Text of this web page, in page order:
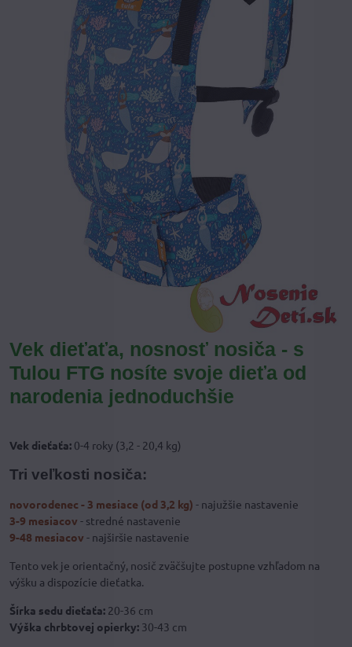
Vek dieťaťa, nosnosť nosiča - s
Tulou FTG nosíte svoje dieťa od
narodenia jednoduchšie
Vek dieťaťa: 0-4 roky (3,2 - 20,4 kg)
Tri veľkosti nosiča:
novorodenec - 3 mesiace (od 3,2 kg) - najužšie nastavenie
3-9 mesiacov - stredné nastavenie
9-48 mesiacov - najširšie nastavenie
Tento vek je orientačný, nosič zväčšujte postupne vzhľadom na
výšku a dispozície dieťatka.
Šírka sedu dieťaťa: 20-36 cm
Výška chrbtovej opierky: 30-43 cm